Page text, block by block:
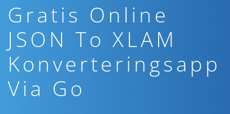
Gratis Online
JSON To XLAM
Konverteringsapp
Via Go